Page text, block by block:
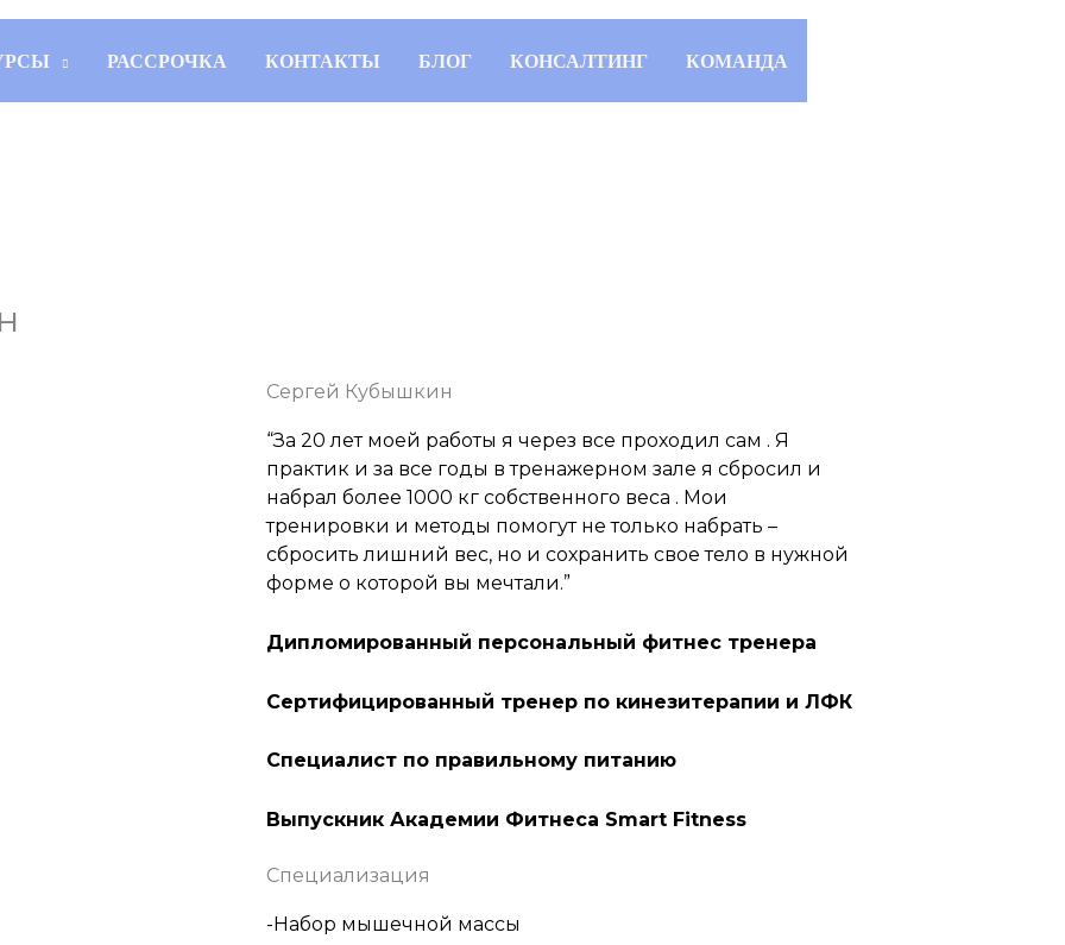
РАССРОЧКА КОНТАКТЫ БЛОГ КОНСАЛТИНГ КОМАНДА
Сергей Кубышкин
“За 20 лет моей работы я через все проходил сам . Я
практик и за все годы в тренажерном зале я сбросил и
набрал более 1000 кг собственного веса . Мои
тренировки и методы помогут не только набрать –
сбросить лишний вес, но и сохранить свое тело в нужной
форме о которой вы мечтали.”
Дипломированный персональный фитнес тренера
Сертифицированный тренер по кинезитерапии и ЛФК
Специалист по правильному питанию
Выпускник Академии Фитнеса Smart Fitness
Специализация
-Набор мышечной массы